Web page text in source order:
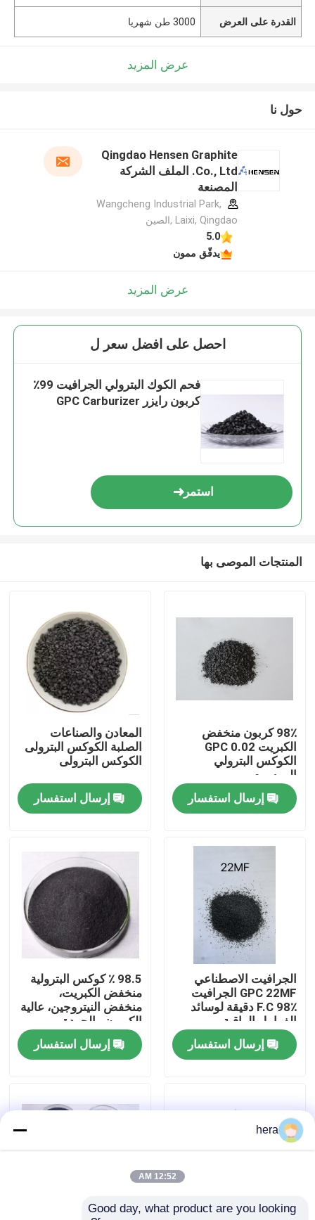
مسكن
معلومات عنا
جولة في المعمل
مراقبة الجودة
اتصل بنا
حالات
فليك الجرافيت الطبيعي
القدرة على العرض 3000 طن شهريا
عرض المزيد
حول نا
Qingdao Hensen Graphite
Co., Ltd. الملف الشركة
المصنعة
Wangcheng Industrial Park,
Laixi, Qingdao ,الصين
5.0
يدقّق ممون
عرض المزيد
احصل على افضل سعر ل
فحم الكوك البترولي الجرافيت 99٪
كربون رايزر GPC Carburizer
استمر
المنتجات الموصى بها
98٪ كربون منخفض
الكبريت 0.02 GPC
الكوكس البترولي
المرسوم
إرسال استفسار
المعادن والصناعات
الصلبة الكوكس البترولى
الكوكس البترولى
إرسال استفسار
الجرافيت الاصطناعي
GPC 22MF الجرافيت
F.C 98٪ دقيقة لوسائد
الفرامل الراقية
إرسال استفسار
98.5 ٪ كوكس البترولية
منخفض الكبريت،
منخفض النيتروجين، عالية
الكربون والجودة
إرسال استفسار
hera
12:52 AM
Good day, what product are you looking